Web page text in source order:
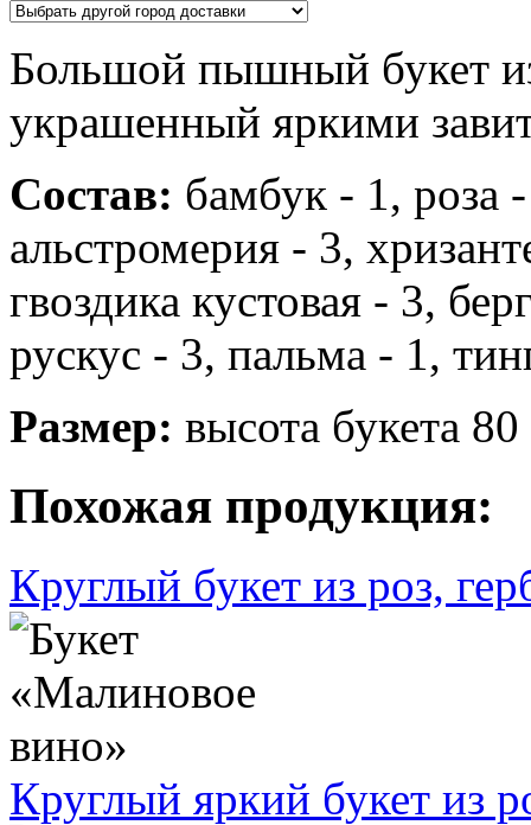
Большой пышный букет
украшенный яркими
Состав: бамбук - 1, роза
альстромерия - 3,
гвоздика кустовая - 3,
рускус - 3, пальма - 1,
Размер: высота букета
Похожая продукция:
Круглый букет из роз,
Круглый яркий букет из